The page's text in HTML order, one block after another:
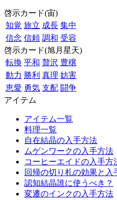
啓示カード(宙)
知覚 旅立 成長 集中
信念 信頼 調和 受容
啓示カード(旭月星天)
転換 平和 贅沢 豊穣
動力 勝利 真理 妨害
恵愛 勇気 支配 闘争
アイテム
アイテム一覧
料理一覧
自在結晶の入手方法
ムゲンワークの入手方法
コーヒーエイドの入手方
回帰の切り札の効果と入
認知結晶誰に使うべき？
変遷のインクの入手方法